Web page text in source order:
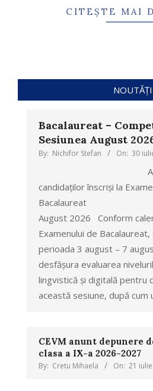
CITEȘTE MAI
NOUTĂȚI
Bacalaureat –
Sesiunea August
By: Nichifor Stefan On: 30
ANUNȚ În
candidaților înscriși la
Bacalaureat
August 2026 Conform
Examenului de
perioada 3 august – 7
desfășura evaluarea
lingvistică și digitală pentru
această sesiune, după cum
CEVM anunt depunere
clasa a IX-a 2026-2027
By: Cretu Mihaela On: 21